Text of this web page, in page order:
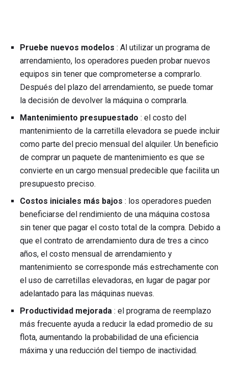
Pruebe nuevos modelos : Al utilizar un programa de
arrendamiento, los operadores pueden probar nuevos
equipos sin tener que comprometerse a comprarlo.
Después del plazo del arrendamiento, se puede tomar
la decisión de devolver la máquina o comprarla.
Mantenimiento presupuestado : el costo del
mantenimiento de la carretilla elevadora se puede incluir
como parte del precio mensual del alquiler. Un beneficio
de comprar un paquete de mantenimiento es que se
convierte en un cargo mensual predecible que facilita un
presupuesto preciso.
Costos iniciales más bajos : los operadores pueden
beneficiarse del rendimiento de una máquina costosa
sin tener que pagar el costo total de la compra. Debido a
que el contrato de arrendamiento dura de tres a cinco
años, el costo mensual de arrendamiento y
mantenimiento se corresponde más estrechamente con
el uso de carretillas elevadoras, en lugar de pagar por
adelantado para las máquinas nuevas.
Productividad mejorada : el programa de reemplazo
más frecuente ayuda a reducir la edad promedio de su
flota, aumentando la probabilidad de una eficiencia
máxima y una reducción del tiempo de inactividad.